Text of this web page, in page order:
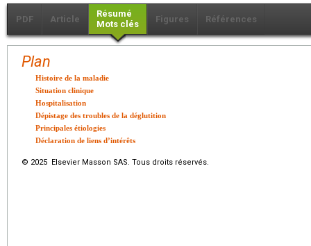
PDF Article
Résumé
Mots clés
Figures Références
Plan
Histoire de la maladie
Situation clinique
Hospitalisation
Dépistage des troubles de la déglutition
Principales étiologies
Déclaration de liens d’intérêts
© 2025 Elsevier Masson SAS. Tous droits réservés.